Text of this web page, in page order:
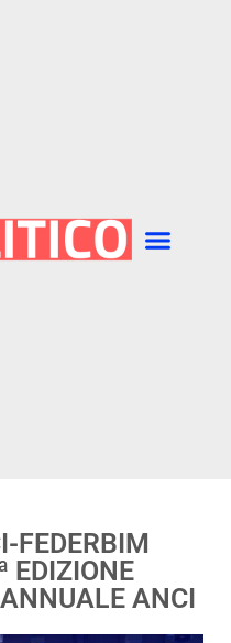
FEDERBIM
EDIZIONE
ANCI